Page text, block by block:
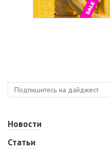
Новости
Статьи